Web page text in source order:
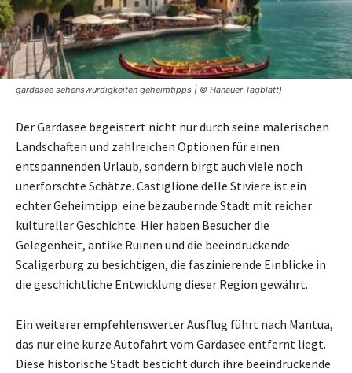
gardasee sehenswürdigkeiten geheimtipps | © Hanauer Tagblatt)
Der Gardasee begeistert nicht nur durch seine malerischen
Landschaften und zahlreichen Optionen für einen
entspannenden Urlaub, sondern birgt auch viele noch
unerforschte Schätze. Castiglione delle Stiviere ist ein
echter Geheimtipp: eine bezaubernde Stadt mit reicher
kultureller Geschichte. Hier haben Besucher die
Gelegenheit, antike Ruinen und die beeindruckende
Scaligerburg zu besichtigen, die faszinierende Einblicke in
die geschichtliche Entwicklung dieser Region gewährt.
Ein weiterer empfehlenswerter Ausflug führt nach Mantua,
das nur eine kurze Autofahrt vom Gardasee entfernt liegt.
Diese historische Stadt besticht durch ihre beeindruckende